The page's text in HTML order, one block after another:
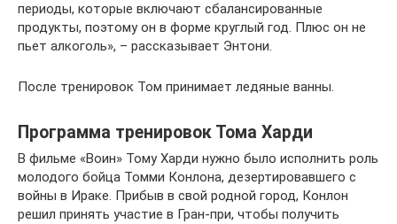
периоды, которые включают сбалансированные
продукты, поэтому он в форме круглый год. Плюс он не
пьет алкоголь», – рассказывает Энтони.
После тренировок Том принимает ледяные ванны.
Программа тренировок Тома Харди
В фильме «Воин» Тому Харди нужно было исполнить роль
молодого бойца Томми Конлона, дезертировавшего с
войны в Ираке. Прибыв в свой родной город, Конлон
решил принять участие в Гран-при, чтобы получить